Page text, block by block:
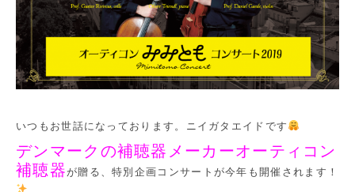
いつもお世話になっております。ニイガタエイドです
デンマークの補聴器メーカーオーティコン
補聴器が贈る、特別企画コンサートが今年も開催されます！